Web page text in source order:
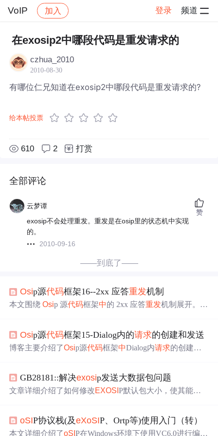
VoIP 加入 登录 频道
社区 VoIP 帖子详情
在exosip2中哪段代码是重发请求的
czhua_2010
2010-08-30
有哪位仁兄知道在exosip2中哪段代码是重发请求的?
给本帖投票
610 2 打赏
全部评论
云梦谭
exosip不会处理重发。重发是在osip里的状态机中实现
的。
2010-09-16
赞
——到底了——
Osip源代码框架16--2xx 应答重发机制
本文围绕Osip 源代码框架中的 2xx 应答重发机制展开。依
行分析，涉及核心控制函数eXosip_retransmit_lost200ok、
时间间隔计算函数及 ACK 匹配处理逻辑。
Osip源代码框架15-Dialog内的请求的创建和发送
博客主要介绍了Osip源代码框架中Dialog内请求的创建和
Xosip_call_send_answer的流程，涉及参数合法性检查、状
态检查等，最后以生动比喻帮助理解。
GB28181::解决exosip发送大数据包问题
文章详细介绍了如何修改EXOSIP默认包大小，使其能够
取等信令进行分段处理。
oSIP协议栈(及eXoSIP、Ortp等)使用入门（转）
本文详细介绍了oSIP在Windows环境下使用VC6.0进行编译